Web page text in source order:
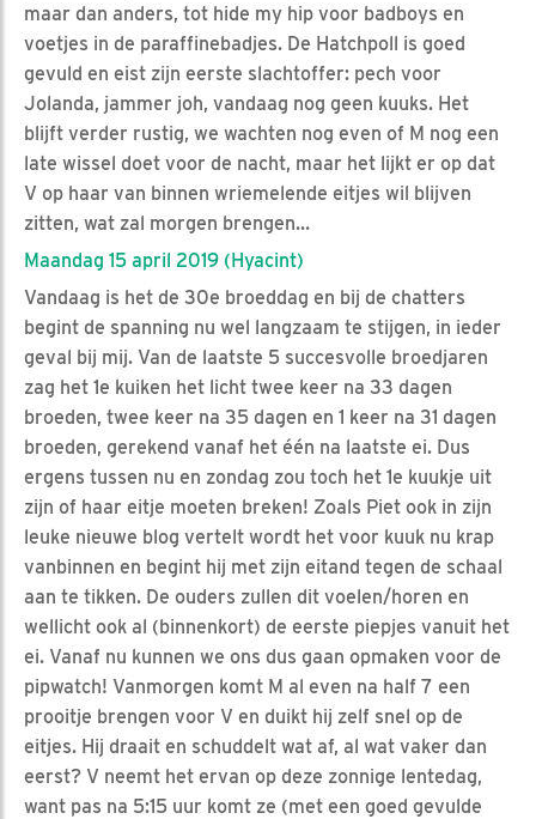
maar dan anders, tot hide my hip voor badboys en
voetjes in de paraffinebadjes. De Hatchpoll is goed
gevuld en eist zijn eerste slachtoffer: pech voor
Jolanda, jammer joh, vandaag nog geen kuuks. Het
blijft verder rustig, we wachten nog even of M nog een
late wissel doet voor de nacht, maar het lijkt er op dat
V op haar van binnen wriemelende eitjes wil blijven
zitten, wat zal morgen brengen…
Maandag 15 april 2019 (Hyacint)
Vandaag is het de 30e broeddag en bij de chatters
begint de spanning nu wel langzaam te stijgen, in ieder
geval bij mij. Van de laatste 5 succesvolle broedjaren
zag het 1e kuiken het licht twee keer na 33 dagen
broeden, twee keer na 35 dagen en 1 keer na 31 dagen
broeden, gerekend vanaf het één na laatste ei. Dus
ergens tussen nu en zondag zou toch het 1e kuukje uit
zijn of haar eitje moeten breken! Zoals Piet ook in zijn
leuke nieuwe blog vertelt wordt het voor kuuk nu krap
vanbinnen en begint hij met zijn eitand tegen de schaal
aan te tikken. De ouders zullen dit voelen/horen en
wellicht ook al (binnenkort) de eerste piepjes vanuit het
ei. Vanaf nu kunnen we ons dus gaan opmaken voor de
pipwatch! Vanmorgen komt M al even na half 7 een
prooitje brengen voor V en duikt hij zelf snel op de
eitjes. Hij draait en schuddelt wat af, al wat vaker dan
eerst? V neemt het ervan op deze zonnige lentedag,
want pas na 5:15 uur komt ze (met een goed gevulde